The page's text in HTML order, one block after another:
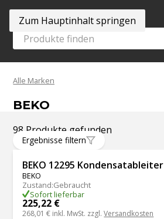
Zum Hauptinhalt springen
Alle Marken
BEKO
98 Produkte gefunden
Ergebnisse filtern
BEKO 12295 Kondensatableiter
BEKO
Zustand:Gebraucht
Sofort lieferbar
225,22 €
268,01 € inkl. MwSt. zzgl.Versandkosten